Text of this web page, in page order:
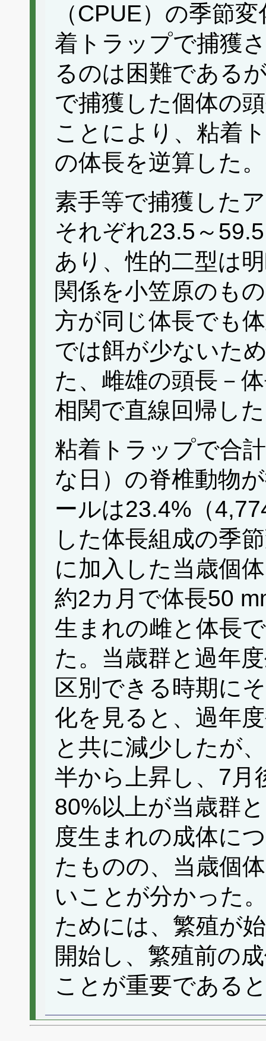
（CPUE）の季節
着トラップで捕獲
るのは困難である
で捕獲した個体の
ことにより、粘着
の体長を逆算した。
素手等で捕獲した
それぞれ23.5～
あり、性的二型は
関係を小笠原のも
方が同じ体長でも
では餌が少ないた
た、雌雄の頭長－
相関で直線回帰し
粘着トラップで合
な日）の脊椎動物
ールは23.4%（
した体長組成の季
に加入した当歳個
約2カ月で体長50
生まれの雌と体長
た。当歳群と過年
区別できる時期に
化を見ると、過年
と共に減少したが
半から上昇し、7月
80%以上が当歳群
度生まれの成体に
たものの、当歳個
いことが分かった
ためには、繁殖が
開始し、繁殖前の
ことが重要である